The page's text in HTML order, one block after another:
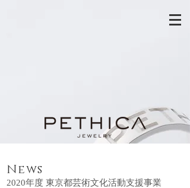
News
2020年度 東京都芸術文化活動支援事業